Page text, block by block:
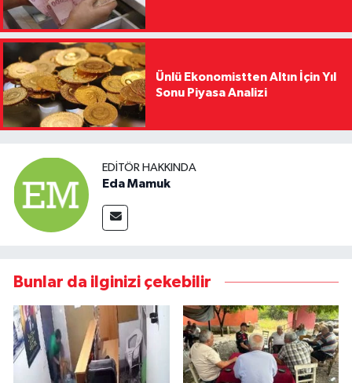
Ünlü Ekonomistten Altın İçin Yıl
Sonu Piyasa Analizi
EDITÖR HAKKINDA
Eda Mamuk
Bunlar da ilginizi çekebilir